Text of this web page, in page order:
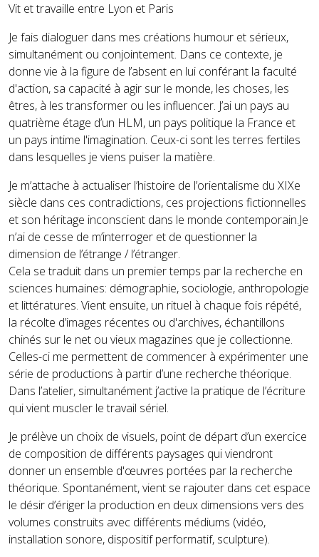
Vit et travaille entre Lyon et Paris​
Je fais dialoguer dans mes créations humour et sérieux,
simultanément ou conjointement. Dans ce contexte, je
donne vie à la figure de l’absent en lui conférant la faculté
d'action, sa capacité à agir sur le monde, les choses, les
êtres, à les transformer ou les influencer. J’ai un pays au
quatrième étage d’un HLM, un pays politique la France et
un pays intime l'imagination. Ceux-ci sont les terres fertiles
dans lesquelles je viens puiser la matière.
Je m’attache à actualiser l’histoire de l’orientalisme du XIXe
siècle dans ces contradictions, ces projections fictionnelles
et son héritage inconscient dans le monde contemporain.Je
n’ai de cesse de m’interroger et de questionner la
dimension de l’étrange / l’étranger.
Cela se traduit dans un premier temps par la recherche en
sciences humaines: démographie, sociologie, anthropologie
et littératures. Vient ensuite, un rituel à chaque fois répété,
la récolte d’images récentes ou d'archives, échantillons
chinés sur le net ou vieux magazines que je collectionne.
Celles-ci me permettent de commencer à expérimenter une
série de productions à partir d’une recherche théorique.
Dans l’atelier, simultanément j’active la pratique de l’écriture
qui vient muscler le travail sériel.
Je prélève un choix de visuels, point de départ d’un exercice
de composition de différents paysages qui viendront
donner un ensemble d'œuvres portées par la recherche
théorique. Spontanément, vient se rajouter dans cet espace
le désir d’ériger la production en deux dimensions vers des
volumes construits avec différents médiums (vidéo,
installation sonore, dispositif performatif, sculpture).